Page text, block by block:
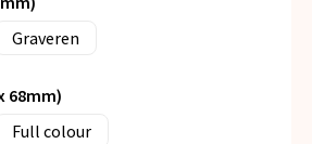
Graveren
68mm)
Full colour